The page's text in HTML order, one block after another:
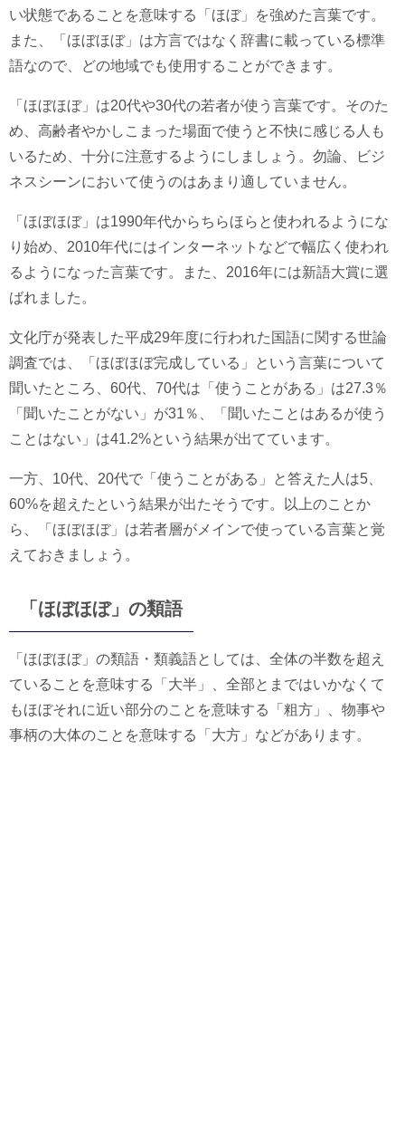
い状態であることを意味する「ほぼ」を強めた言葉です。
また、「ほぼほぼ」は方言ではなく辞書に載っている標準
語なので、どの地域でも使用することができます。
「ほぼほぼ」は20代や30代の若者が使う言葉です。そのた
め、高齢者やかしこまった場面で使うと不快に感じる人も
いるため、十分に注意するようにしましょう。勿論、ビジ
ネスシーンにおいて使うのはあまり適していません。
「ほぼほぼ」は1990年代からちらほらと使われるようにな
り始め、2010年代にはインターネットなどで幅広く使われ
るようになった言葉です。また、2016年には新語大賞に選
ばれました。
文化庁が発表した平成29年度に行われた国語に関する世論
調査では、「ほぼほぼ完成している」という言葉について
聞いたところ、60代、70代は「使うことがある」は27.3％
「聞いたことがない」が31％、「聞いたことはあるが使う
ことはない」は41.2%という結果が出てています。
一方、10代、20代で「使うことがある」と答えた人は5、
60%を超えたという結果が出たそうです。以上のことか
ら、「ほぼほぼ」は若者層がメインで使っている言葉と覚
えておきましょう。
「ほぼほぼ」の類語
「ほぼほぼ」の類語・類義語としては、全体の半数を超え
ていることを意味する「大半」、全部とまではいかなくて
もほぼそれに近い部分のことを意味する「粗方」、物事や
事柄の大体のことを意味する「大方」などがあります。